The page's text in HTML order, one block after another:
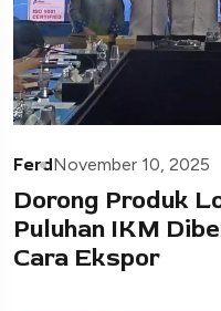
FerdNovember 10, 2025
Dorong Produk
Puluhan IKM
Cara Ekspor